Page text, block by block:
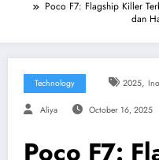
Poco F7: Flagship Killer
dan
Technology 2025,
Aliya October 16, 2025
Poco F7: